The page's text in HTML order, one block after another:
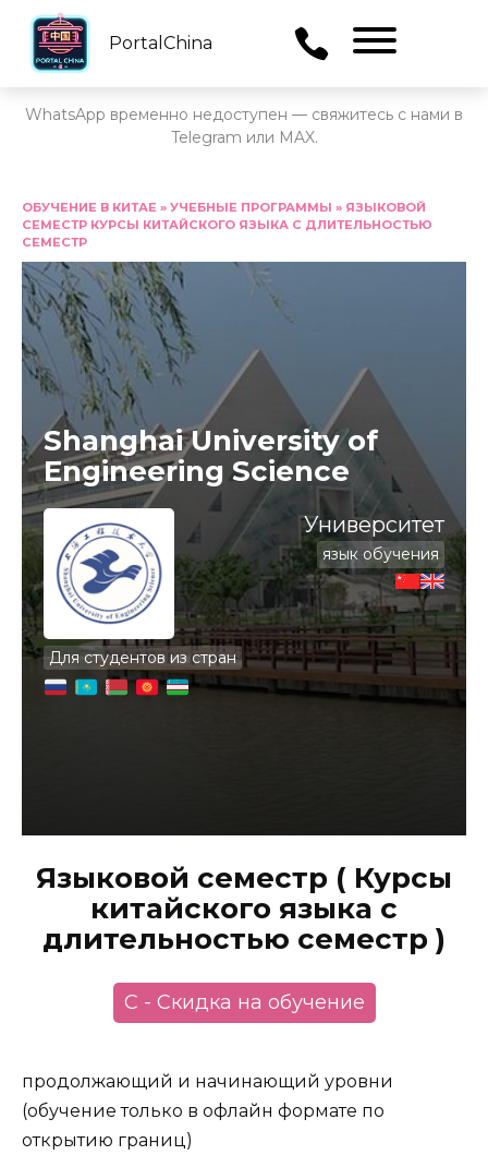
PortalChina
WhatsApp временно недоступен — свяжитесь с нами в
Telegram или MAX.
содержанию
ОБУЧЕНИЕ В КИТАЕ » УЧЕБНЫЕ ПРОГРАММЫ » ЯЗЫКОВОЙ
СЕМЕСТР КУРСЫ КИТАЙСКОГО ЯЗЫКА С ДЛИТЕЛЬНОСТЬЮ
СЕМЕСТР
Shanghai University of
Engineering Science
Для студентов из стран
Университет
язык обучения
Языковой семестр ( Курсы
китайского языка с
длительностью семестр )
С - Скидка на обучение
продолжающий и начинающий уровни
(обучение только в офлайн формате по
открытию границ)